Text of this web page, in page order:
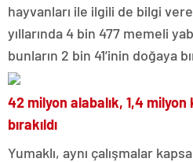
hayvanları ile ilgili de bilgi
yıllarında 4 bin 477 memeli
bunların 2 bin 41’inin doğaya
42 milyon alabalık, 1,4
bırakıldı
Yumaklı, aynı çalışmalar